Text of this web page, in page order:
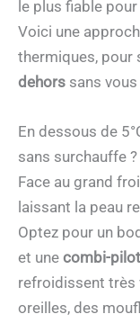
le plus fiable
Voici une
thermiques, pour
dehors sans
En dessous de
sans surchauffe ?
Face au grand
laissant la peau
Optez pour un
et une combi-
refroidissent très
oreilles, des